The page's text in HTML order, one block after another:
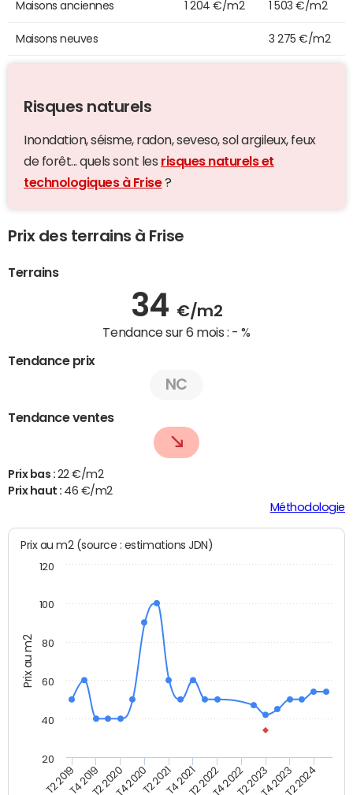
Maisons anciennes 1 204 €/m2 1 503 €/m2
Maisons neuves 3 275 €/m2
Risques naturels
Inondation, séisme, radon, seveso, sol argileux, feux
de forêt... quels sont les risques naturels et
technologiques à Frise?
Prix des terrains à Frise
Terrains
34 €/m2
Tendance sur 6 mois : - %
Tendance prix
NC
Tendance ventes
Prix bas : 22 €/m2
Prix haut : 46 €/m2
Méthodologie
Prix au m2
Prix au m2 (source : estimations JDN)
T2 2019T4 2019T2 2020T4 2020T2 2021T4 2021T2 2022T4 2022T2 2023T4 2023T2 2024
20
40
60
80
100
120